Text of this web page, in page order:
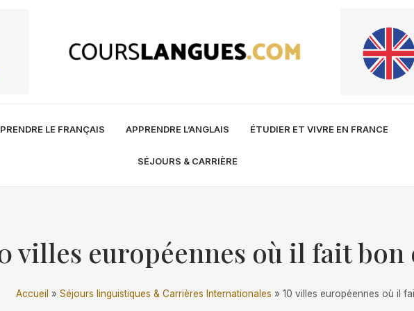
LE FRANÇAIS APPRENDRE L’ANGLAIS ÉTUDIER ET VIVRE EN FRANCE
SÉJOURS & CARRIÈRE
villes européennes où il fait
Accueil » Séjours linguistiques & Carrières Internationales » 10 villes européennes où il